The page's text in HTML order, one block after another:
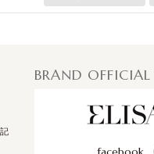
BRAND OFFICIAL